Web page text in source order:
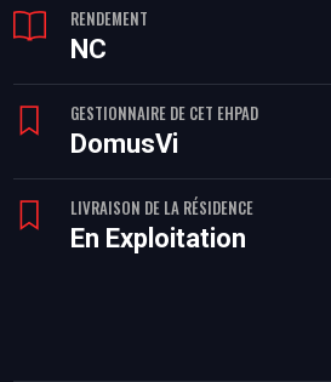
RENDEMENT
NC
GESTIONNAIRE DE CET EHPAD
DomusVi
LIVRAISON DE LA RÉSIDENCE
En Exploitation